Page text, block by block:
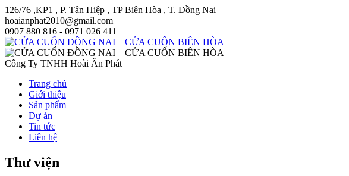
126/76 ,KP1 , P. Tân Hiệp , TP Biên Hòa , T. Đồng Nai
hoaianphat2010@gmail.com
0907 880 816 - 0971 026 411
Công Ty TNHH Hoài Ân Phát
Trang chủ
Giới thiệu
Sản phẩm
Dự án
Tin tức
Liên hệ
Thư viện